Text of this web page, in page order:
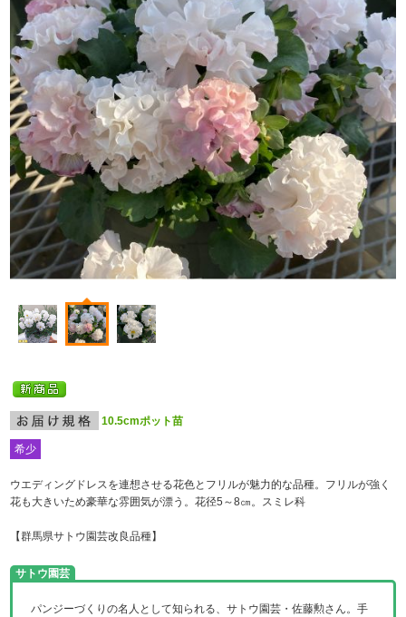
10.5cmポット苗
希少
ウエディングドレスを連想させる花色とフリルが魅力的な品種。フリルが強く
花も大きいため豪華な雰囲気が漂う。花径5～8㎝。スミレ科
【群馬県サトウ園芸改良品種】
サトウ園芸
パンジーづくりの名人として知られる、サトウ園芸・佐藤勲さん。手